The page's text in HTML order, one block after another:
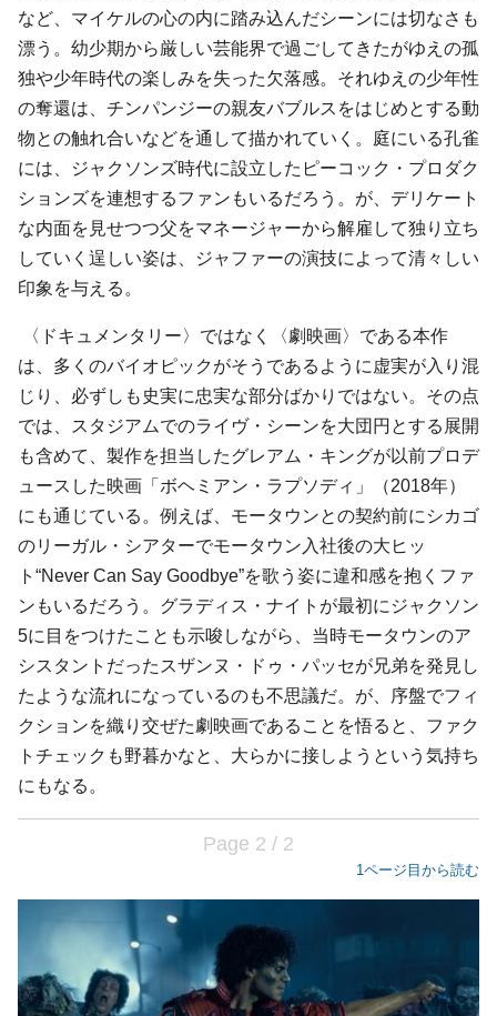
など、マイケルの心の内に踏み込んだシーンには切なさも
漂う。幼少期から厳しい芸能界で過ごしてきたがゆえの孤
独や少年時代の楽しみを失った欠落感。それゆえの少年性
の奪還は、チンパンジーの親友バブルスをはじめとする動
物との触れ合いなどを通して描かれていく。庭にいる孔雀
には、ジャクソンズ時代に設立したピーコック・プロダク
ションズを連想するファンもいるだろう。が、デリケート
な内面を見せつつ父をマネージャーから解雇して独り立ち
していく逞しい姿は、ジャファーの演技によって清々しい
印象を与える。
〈ドキュメンタリー〉ではなく〈劇映画〉である本作
は、多くのバイオピックがそうであるように虚実が入り混
じり、必ずしも史実に忠実な部分ばかりではない。その点
では、スタジアムでのライヴ・シーンを大団円とする展開
も含めて、製作を担当したグレアム・キングが以前プロデ
ュースした映画「ボヘミアン・ラプソディ」（2018年）
にも通じている。例えば、モータウンとの契約前にシカゴ
のリーガル・シアターでモータウン入社後の大ヒッ
ト“Never Can Say Goodbye”を歌う姿に違和感を抱くファ
ンもいるだろう。グラディス・ナイトが最初にジャクソン
5に目をつけたことも示唆しながら、当時モータウンのア
シスタントだったスザンヌ・ドゥ・パッセが兄弟を発見し
たような流れになっているのも不思議だ。が、序盤でフィ
クションを織り交ぜた劇映画であることを悟ると、ファク
トチェックも野暮かなと、大らかに接しようという気持ち
にもなる。
Page 2 / 2
1ページ目から読む